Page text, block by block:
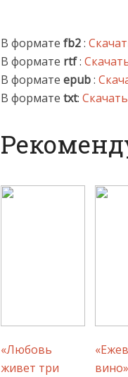
В формате fb2:
В формате rtf:
В формате epub:
В формате txt: Скачать
«Любовь
живет три